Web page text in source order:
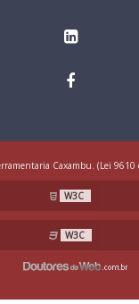
Caxambu. (Lei
W3C
W3C